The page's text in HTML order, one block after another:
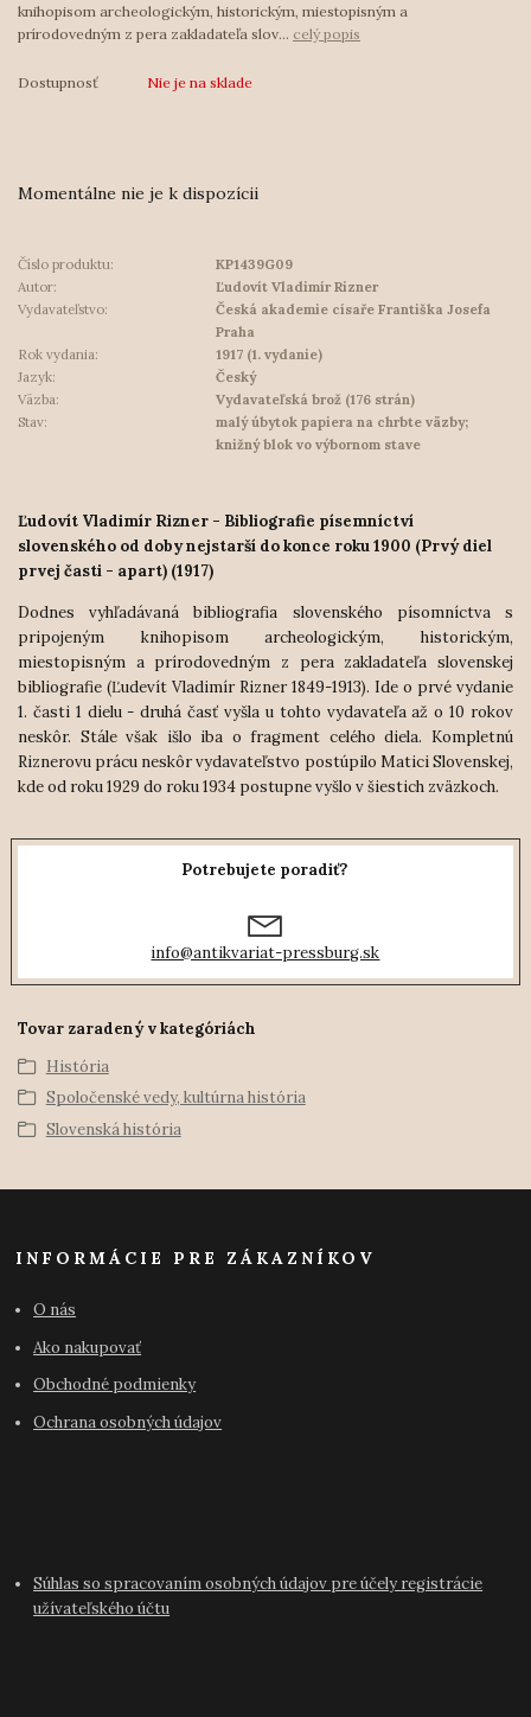
knihopisom archeologickým, historickým, miestopisným a
prírodovedným z pera zakladateľa slov... celý popis
Dostupnosť Nie je na sklade
Momentálne nie je k dispozícii
Číslo produktu:
KP1439G09
Autor:
Ľudovít Vladimír Rizner
Vydavateľstvo:
Česká akademie císaře Františka Josefa
Praha
Rok vydania:
1917 (1. vydanie)
Jazyk:
Český
Väzba:
Vydavateľská brož (176 strán)
Stav:
malý úbytok papiera na chrbte väzby;
knižný blok vo výbornom stave
Ľudovít Vladimír Rizner - Bibliografie písemníctví
slovenského od doby nejstarší do konce roku 1900 (Prvý diel
prvej časti - apart) (1917)
Dodnes vyhľadávaná bibliografia slovenského písomníctva s
pripojeným knihopisom archeologickým, historickým,
miestopisným a prírodovedným z pera zakladateľa slovenskej
bibliografie (Ľudevít Vladimír Rizner 1849-1913). Ide o prvé vydanie
1. časti 1 dielu - druhá časť vyšla u tohto vydavateľa až o 10 rokov
neskôr. Stále však išlo iba o fragment celého diela. Kompletnú
Riznerovu prácu neskôr vydavateľstvo postúpilo Matici Slovenskej,
kde od roku 1929 do roku 1934 postupne vyšlo v šiestich zväzkoch.
Potrebujete poradiť?
info@antikvariat-pressburg.sk
Tovar zaradený v kategóriách
História
Spoločenské vedy, kultúrna história
Slovenská história
INFORMÁCIE PRE ZÁKAZNÍKOV
O nás
Ako nakupovať
Obchodné podmienky
Ochrana osobných údajov
Súhlas so spracovaním osobných údajov pre účely registrácie
užívateľského účtu